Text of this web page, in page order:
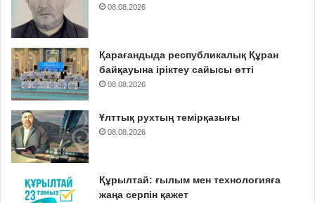
08.08.2026
Қарағандыда республикалық Құран
байқауына іріктеу сайысы өтті
08.08.2026
Ұлттық рухтың темірқазығы
08.08.2026
Құрылтай: ғылым мен технологияға
жаңа серпін қажет